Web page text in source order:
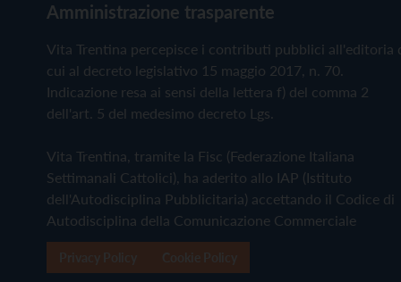
Amministrazione trasparente
Vita Trentina percepisce i contributi pubblici all'editoria
cui al decreto legislativo 15 maggio 2017, n. 70.
Indicazione resa ai sensi della lettera f) del comma 2
dell'art. 5 del medesimo decreto Lgs.
Vita Trentina, tramite la Fisc (Federazione Italiana
Settimanali Cattolici), ha aderito allo IAP (Istituto
dell'Autodisciplina Pubblicitaria) accettando il Codice di
Autodisciplina della Comunicazione Commerciale